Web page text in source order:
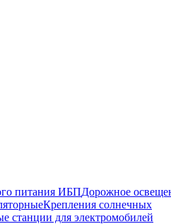
питания ИБПДорожное
Крепления солнечных
станции для электромобилей